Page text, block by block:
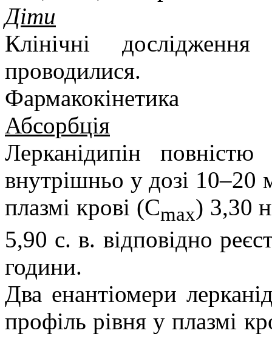
Діти
Клінічні
проводилися.
Фармакокінетика
Абсорбція
Лерканідипін
внутрішньо у дозі 10–20
плазмі крові (Cmax) 3,30
5,90 с. в. відповідно
години.
Два енантіомери
профіль рівня у плазмі